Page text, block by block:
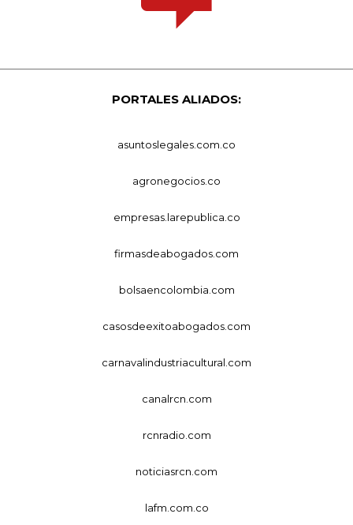
PORTALES ALIADOS:
asuntoslegales.com.co
agronegocios.co
empresas.larepublica.co
firmasdeabogados.com
bolsaencolombia.com
casosdeexitoabogados.com
carnavalindustriacultural.com
canalrcn.com
rcnradio.com
noticiasrcn.com
lafm.com.co